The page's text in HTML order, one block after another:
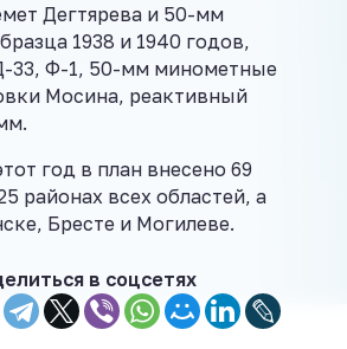
Дегтярева и 50-мм
1938 и 1940 годов,
33, Ф-1, 50-мм минометные
Мосина, реактивный
год в план внесено 69
районах всех областей, а
Бресте и Могилеве.
в соцсетях